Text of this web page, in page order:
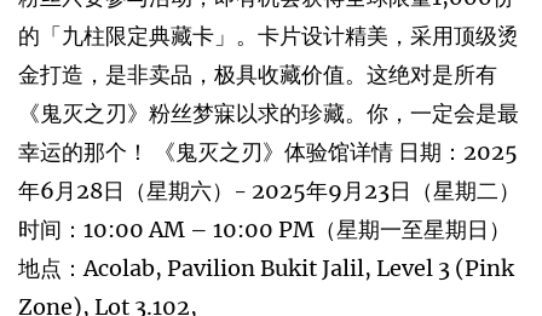
的「九柱限定典藏卡」。卡片设计精美，采用顶级烫
金打造，是非卖品，极具收藏价值。这绝对是所有
《鬼灭之刃》粉丝梦寐以求的珍藏。你，一定会是最
幸运的那个！ 《鬼灭之刃》体验馆详情 日期：2025
年6月28日（星期六）- 2025年9月23日（星期二）
时间：10:00 AM – 10:00 PM（星期一至星期日）
地点：Acolab, Pavilion Bukit Jalil, Level 3 (Pink
Zone), Lot 3.102,